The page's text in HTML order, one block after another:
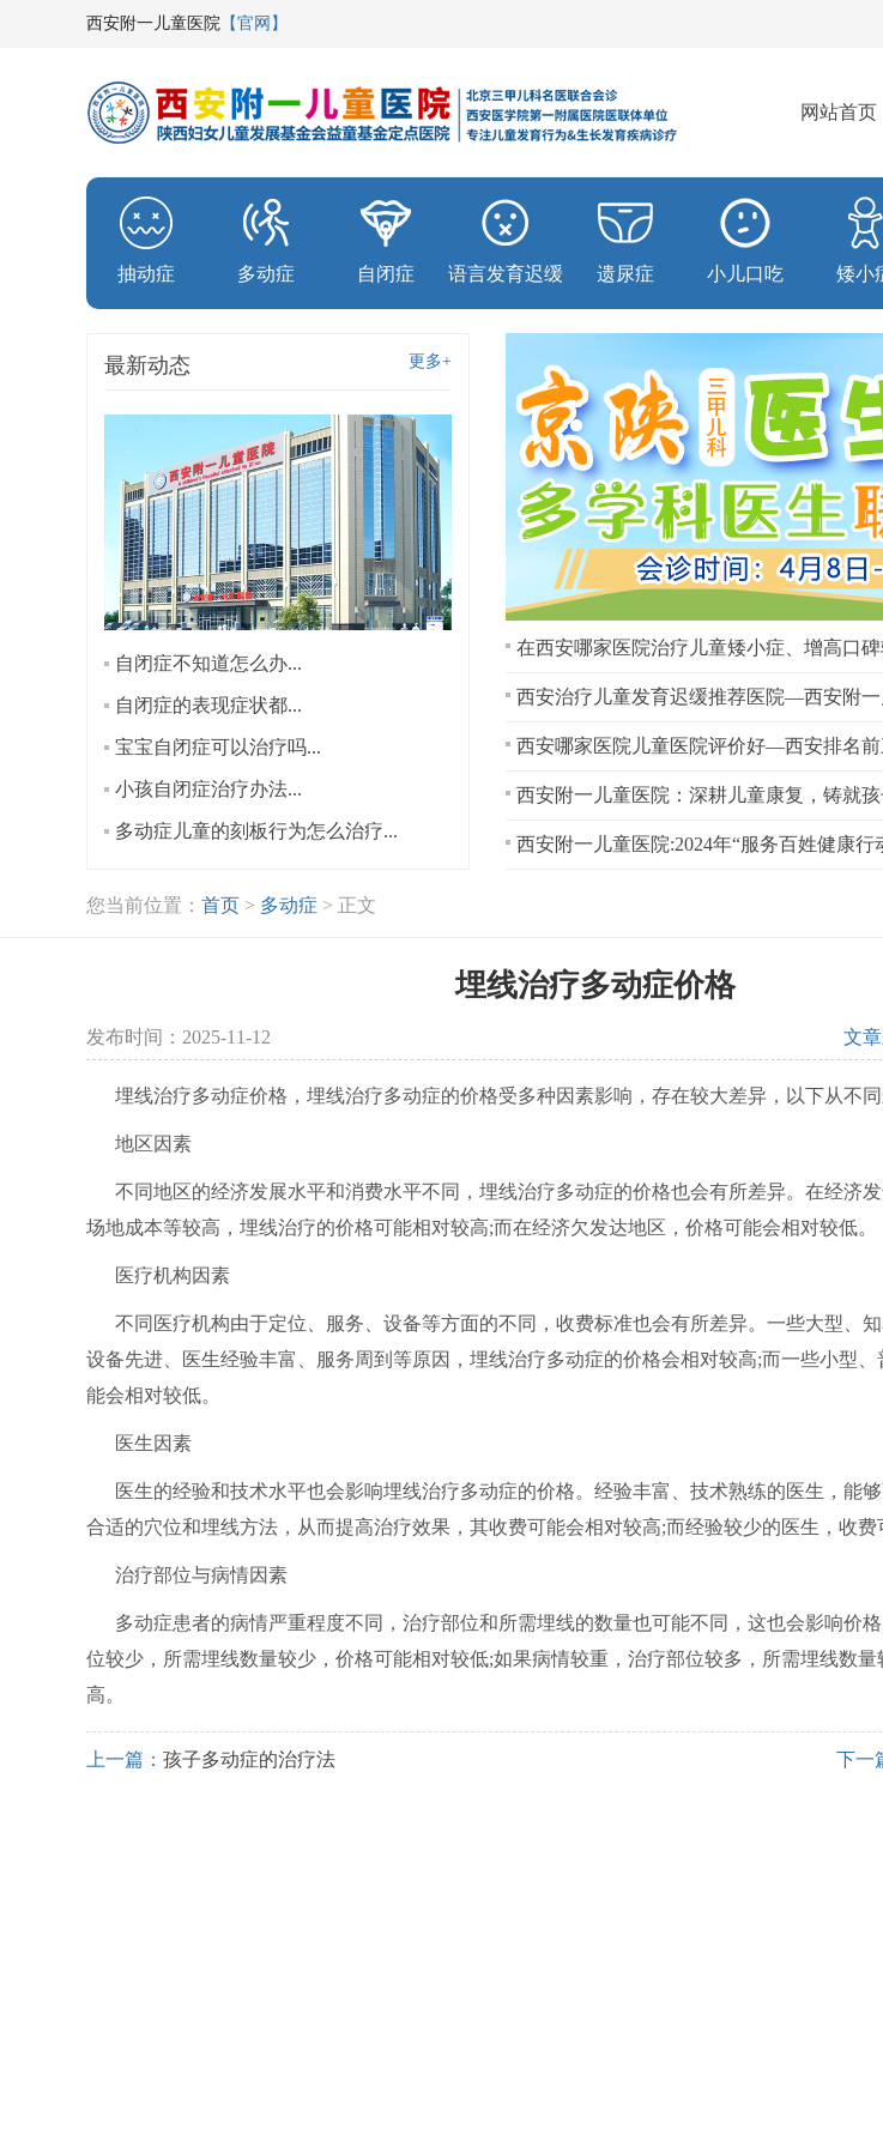
西安附一儿童医院 【官网】
网站首页
抽动症 多动症 自闭症 语言发育迟缓 遗尿症 小儿口吃 矮小
更多+
最新动态
自闭症不知道怎么办...
自闭症的表现症状都...
宝宝自闭症可以治疗吗...
小孩自闭症治疗办法...
多动症儿童的刻板行为怎么治疗...
在西安哪家医院治疗儿童矮小症、增高口碑
西安治疗儿童发育迟缓推荐医院—西安附一
西安附一儿童医院：深耕儿童康复，铸就孩
西安附一儿童医院:2024年“服务百姓健康行
您当前位置： 首页 > 多动症 > 正文
埋线治疗多动症价格
发布时间：2025-11-12 文章
埋线治疗多动症价格，埋线治疗多动症的价格受多种因素影响，存在较大差异，以下从不
地区因素
不同地区的经济发展水平和消费水平不同，埋线治疗多动症的价格也会有所差异。在经济发
场地成本等较高，埋线治疗的价格可能相对较高;而在经济欠发达地区，价格可能会相对较低。
医疗机构因素
不同医疗机构由于定位、服务、设备等方面的不同，收费标准也会有所差异。一些大型、
设备先进、医生经验丰富、服务周到等原因，埋线治疗多动症的价格会相对较高;而一些小型
能会相对较低。
医生因素
医生的经验和技术水平也会影响埋线治疗多动症的价格。经验丰富、技术熟练的医生，能
合适的穴位和埋线方法，从而提高治疗效果，其收费可能会相对较高;而经验较少的医生，收费
治疗部位与病情因素
多动症患者的病情严重程度不同，治疗部位和所需埋线的数量也可能不同，这也会影响价
位较少，所需埋线数量较少，价格可能相对较低;如果病情较重，治疗部位较多，所需埋线数
高。
上一篇： 孩子多动症的治疗法 下一